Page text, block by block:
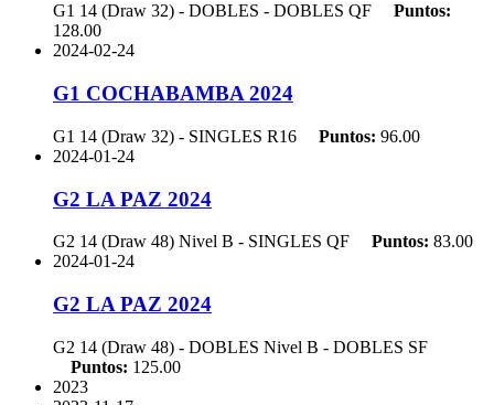
G1 14 (Draw 32) - DOBLES - DOBLES QF
Puntos:
128.00
2024-02-24
G1 COCHABAMBA 2024
G1 14 (Draw 32) - SINGLES R16 Puntos: 96.00
2024-01-24
G2 LA PAZ 2024
G2 14 (Draw 48) Nivel B - SINGLES QF Puntos: 83.00
2024-01-24
G2 LA PAZ 2024
G2 14 (Draw 48) - DOBLES Nivel B - DOBLES SF
Puntos: 125.00
2023